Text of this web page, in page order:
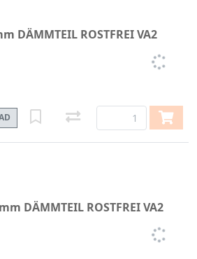
DÄMMTEIL ROSTFREI VA2
DÄMMTEIL ROSTFREI VA2